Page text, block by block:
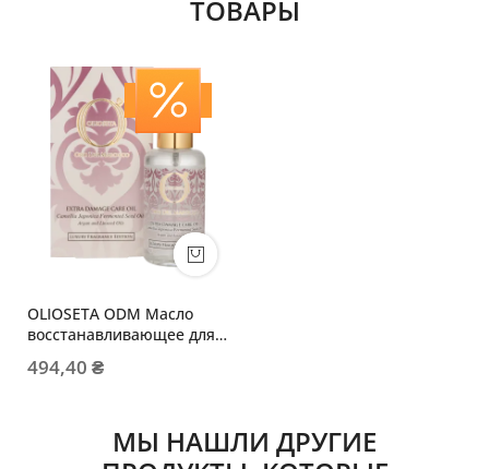
ТОВАРЫ
OLIOSETA ODM Масло
восстанавливающее для
494,40 ₴
МЫ НАШЛИ ДРУГИЕ